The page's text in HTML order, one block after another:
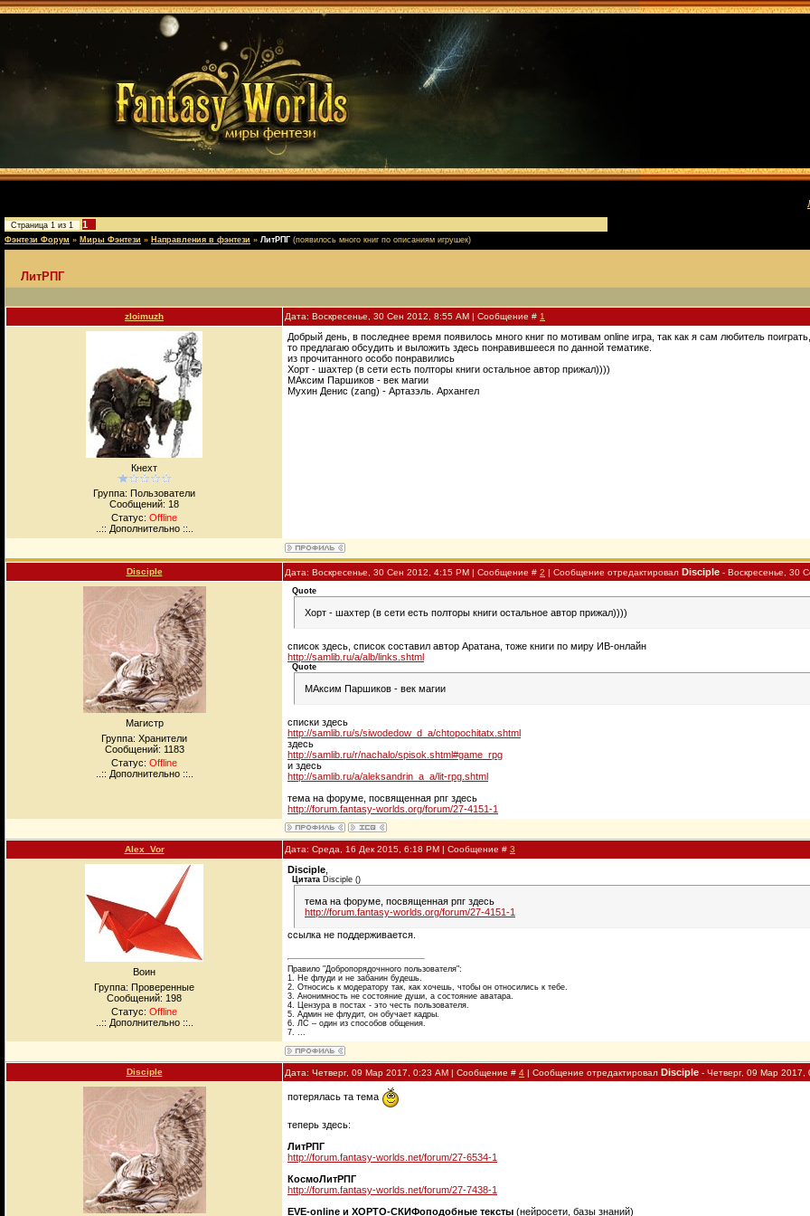
Страница 1 из 1 1
Фэнтези Форум » Миры Фэнтези » Направления в фэнтези » ЛитРПГ (появилось много книг по описаниям игрушек)
ЛитРПГ
zloimuzh Дата: Воскресенье, 30 Сен 2012, 8:55 AM | Сообщение # 1
Кнехт
Группа: Пользователи
Сообщений: 18
Статус: Offline
..:: Дополнительно ::..
Добрый день, в последнее время появилось много книг по мотивам online игра, так как я сам любитель
то предлагаю обсудить и выложить здесь понравившееся по данной тематике.
из прочитанного особо понравились
Хорт - шахтер (в сети есть полторы книги остальное автор прижал))))
МАксим Паршиков - век магии
Мухин Денис (zang) - Артазэль. Архангел
Disciple Дата: Воскресенье, 30 Сен 2012, 4:15 PM | Сообщение # 2 | Сообщение отредактировал Disciple - Воскресенье, 30
Магистр
Группа: Хранители
Сообщений: 1183
Статус: Offline
..:: Дополнительно ::..
Quote
Хорт - шахтер (в сети есть полторы книги остальное автор прижал))))
список здесь, список составил автор Аратана, тоже книги по миру ИВ-онлайн
http://samlib.ru/a/alb/links.shtml
Quote
МАксим Паршиков - век магии
списки здесь
http://samlib.ru/s/siwodedow_d_a/chtopochitatx.shtml
здесь
http://samlib.ru/r/nachalo/spisok.shtml#game_rpg
и здесь
http://samlib.ru/a/aleksandrin_a_a/lit-rpg.shtml
тема на форуме, посвященная рпг здесь
http://forum.fantasy-worlds.org/forum/27-4151-1
Alex_Vor Дата: Среда, 16 Дек 2015, 6:18 PM | Сообщение # 3
Воин
Группа: Проверенные
Сообщений: 198
Статус: Offline
..:: Дополнительно ::..
Disciple
Цитата Disciple ()
тема на форуме, посвященная рпг здесь
http://forum.fantasy-worlds.org/forum/27-4151-1
ссылка не поддерживается.
Правило "Добропорядочнного пользователя":
1. Не флуди и не забанин будешь.
2. Относись к модератору так, как хочешь, чтобы он относились к тебе.
3. Анонимность не состояние души, а состояние аватара.
4. Цензура в постах - это честь пользователя.
5. Админ не флудит, он обучает кадры.
6. ЛС – один из способов общения.
7. ...
Disciple Дата: Четверг, 09 Мар 2017, 0:23 AM | Сообщение # 4 | Сообщение отредактировал Disciple - Четверг, 09 Мар 2017,
потерялась та тема
теперь здесь:
ЛитРПГ
http://forum.fantasy-worlds.net/forum/27-6534-1
КосмоЛитРПГ
http://forum.fantasy-worlds.net/forum/27-7438-1
EVE-online и ХОРТО-СКИФоподобные тексты (нейросети, базы знаний)